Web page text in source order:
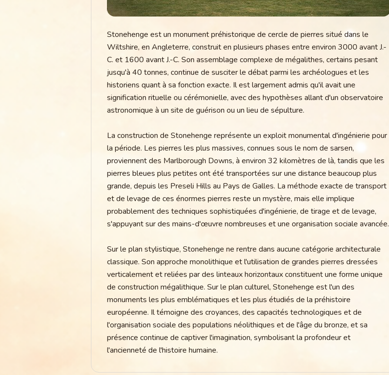
Stonehenge est un monument préhistorique de cercle de pierres situé dans le
Wiltshire, en Angleterre, construit en plusieurs phases entre environ 3000 avant J.-
C. et 1600 avant J.-C. Son assemblage complexe de mégalithes, certains pesant
jusqu'à 40 tonnes, continue de susciter le débat parmi les archéologues et les
historiens quant à sa fonction exacte. Il est largement admis qu'il avait une
signification rituelle ou cérémonielle, avec des hypothèses allant d'un observatoire
astronomique à un site de guérison ou un lieu de sépulture.
La construction de Stonehenge représente un exploit monumental d'ingénierie pour
la période. Les pierres les plus massives, connues sous le nom de sarsen,
proviennent des Marlborough Downs, à environ 32 kilomètres de là, tandis que les
pierres bleues plus petites ont été transportées sur une distance beaucoup plus
grande, depuis les Preseli Hills au Pays de Galles. La méthode exacte de transport
et de levage de ces énormes pierres reste un mystère, mais elle implique
probablement des techniques sophistiquées d'ingénierie, de tirage et de levage,
s'appuyant sur des mains-d'œuvre nombreuses et une organisation sociale avancée.
Sur le plan stylistique, Stonehenge ne rentre dans aucune catégorie architecturale
classique. Son approche monolithique et l'utilisation de grandes pierres dressées
verticalement et reliées par des linteaux horizontaux constituent une forme unique
de construction mégalithique. Sur le plan culturel, Stonehenge est l'un des
monuments les plus emblématiques et les plus étudiés de la préhistoire
européenne. Il témoigne des croyances, des capacités technologiques et de
l'organisation sociale des populations néolithiques et de l'âge du bronze, et sa
présence continue de captiver l'imagination, symbolisant la profondeur et
l'ancienneté de l'histoire humaine.